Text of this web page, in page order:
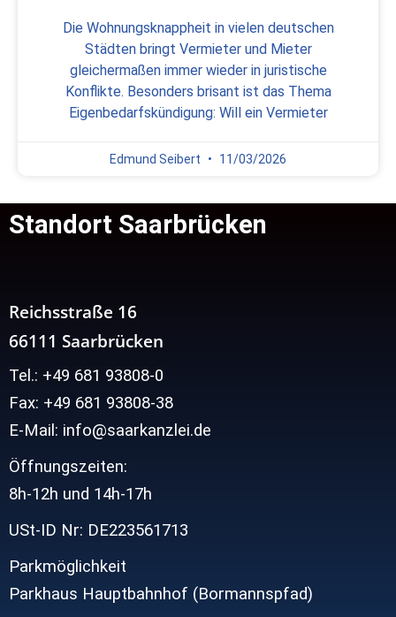
Die Wohnungsknappheit in vielen deutschen
Städten bringt Vermieter und Mieter
gleichermaßen immer wieder in juristische
Konflikte. Besonders brisant ist das Thema
Eigenbedarfskündigung: Will ein Vermieter
Edmund Seibert 11/03/2026
Standort Saarbrücken
Reichsstraße 16
66111 Saarbrücken
Tel.: +49 681 93808-0
Fax: +49 681 93808-38
E-Mail: info@saarkanzlei.de
Öffnungszeiten:
8h-12h und 14h-17h
USt-ID Nr: DE223561713
Parkmöglichkeit
Parkhaus Hauptbahnhof (Bormannspfad)